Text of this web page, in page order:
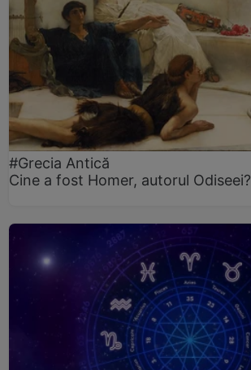
#Grecia Antică
Cine a fost Homer, autorul Odiseei?